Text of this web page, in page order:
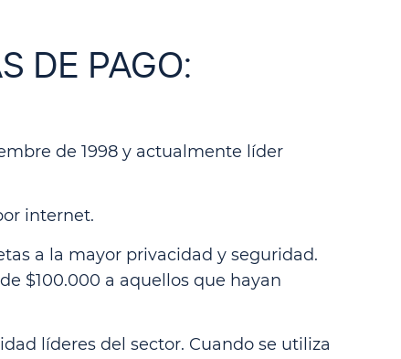
DE PAGO:
de 1998 y actualmente líder
internet.
a la mayor privacidad y seguridad.
$100.000 a aquellos que hayan
líderes del sector. Cuando se utiliza